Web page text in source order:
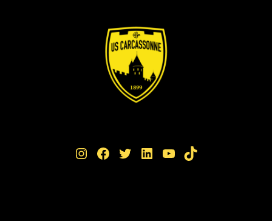
Instagram Facebook Twitter LinkedIn YouTube TikTok